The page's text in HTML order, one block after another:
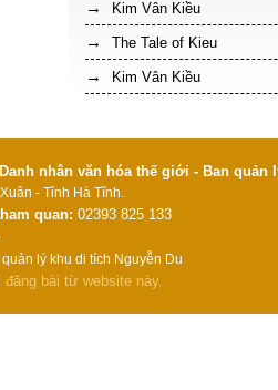
Kim Vân Kiều
The Tale of Kieu
Kim Vân Kiều
nhân văn hóa thế giới - Ban
- Tỉnh Hà Tĩnh.
quan: 02393 825 133
quản lý khu di tích Nguyễn Du
đăng bài từ website này.